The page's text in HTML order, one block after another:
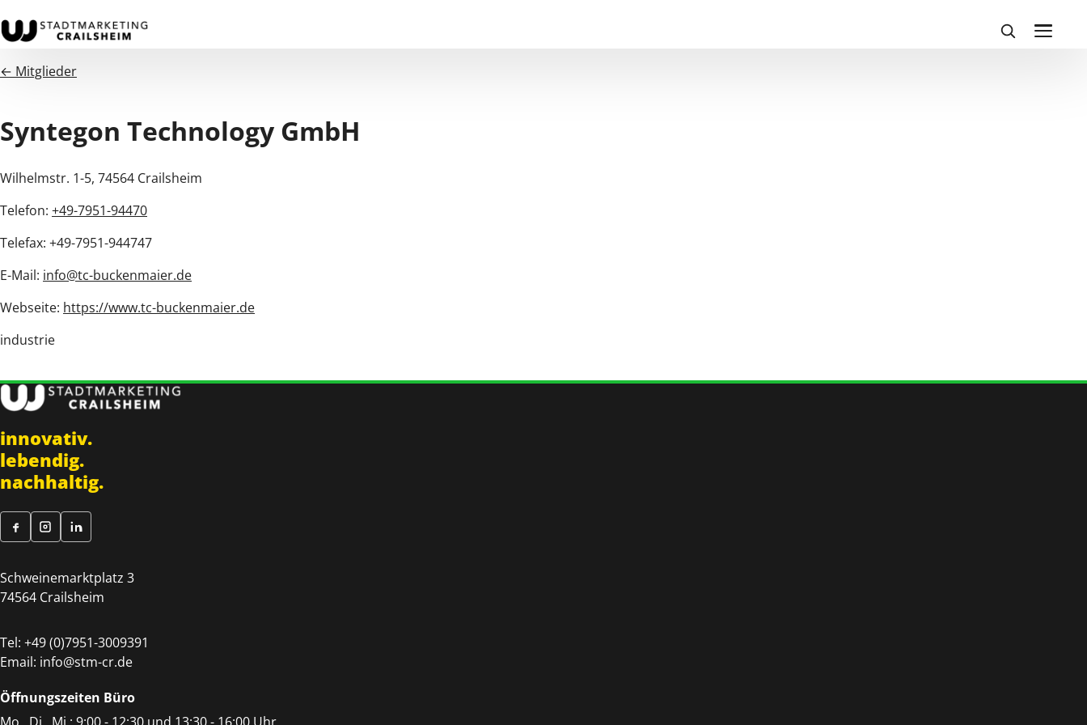
← Mitglieder
Syntegon Technology GmbH
Wilhelmstr. 1-5, 74564 Crailsheim
Telefon: +49-7951-94470
Telefax: +49-7951-944747
E-Mail: info@tc-buckenmaier.de
Webseite: https://www.tc-buckenmaier.de
industrie
innovativ.
lebendig.
nachhaltig.
Schweinemarktplatz 3
74564 Crailsheim
Tel: +49 (0)7951-3009391
Email: info@stm-cr.de
Öffnungszeiten Büro
Mo., Di., Mi.: 9:00 - 12:30 und 13:30 - 16:00 Uhr